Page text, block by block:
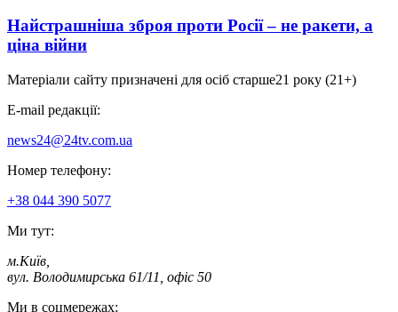
Найстрашніша зброя проти Росії – не ракети, а
ціна війни
Матеріали сайту призначені для осіб старше21 року (21+)
E-mail редакції:
news24@24tv.com.ua
Номер телефону:
+38 044 390 5077
Ми тут:
м.Київ
вул. Володимирська 61/11, офіс 50
Ми в соцмережах: